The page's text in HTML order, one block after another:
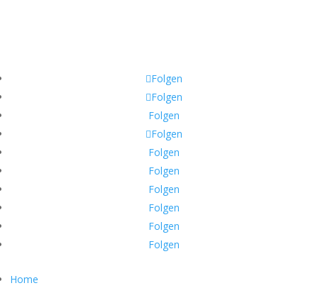
Folgen
Folgen
Folgen
Folgen
Folgen
Folgen
Folgen
Folgen
Folgen
Folgen
Home